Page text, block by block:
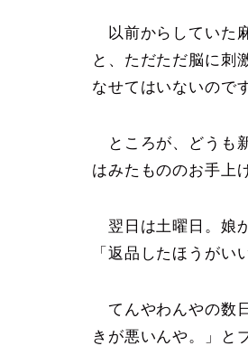
以前からしていた
と、ただただ脳に刺
なせてはいないので
ところが、どうも
はみたもののお手上
翌日は土曜日。娘
「返品したほうがい
てんやわんやの数
きが悪いんや。」と